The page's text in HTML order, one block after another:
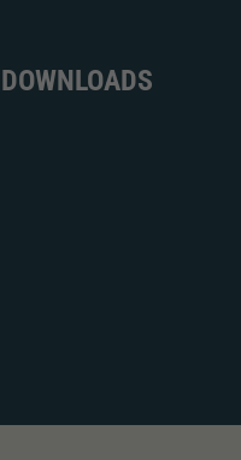
DOWNLOADS